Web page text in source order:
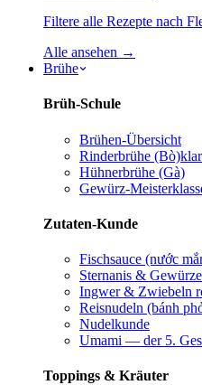
Filtere alle Rezepte nach
Alle ansehen →
Brühe
Brüh-Schule
Brühen-Übersicht
Rinderbrühe (Bò)klar
Hühnerbrühe (Gà)
Gewürz-
Zutaten-Kunde
Fischsauce (nước
Sternanis & Gewürze
Ingwer & Zwiebeln
Reisnudeln (bánh
Nudelkunde
Umami — der 5.
Toppings & Kräuter